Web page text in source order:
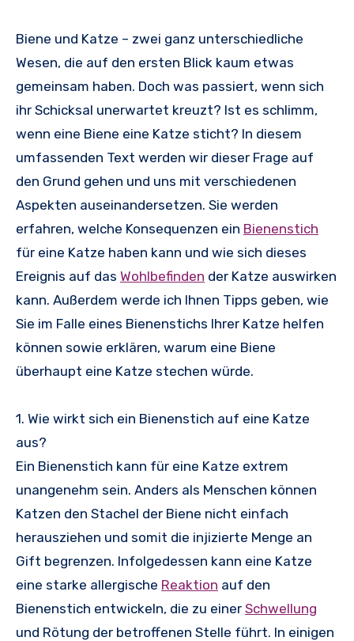
Biene und Katze – zwei ganz unterschiedliche
Wesen, die auf den ersten Blick kaum etwas
gemeinsam haben. Doch was passiert, wenn sich
ihr Schicksal unerwartet kreuzt? Ist es schlimm,
wenn eine Biene eine Katze sticht? In diesem
umfassenden Text werden wir dieser Frage auf
den Grund gehen und uns mit verschiedenen
Aspekten auseinandersetzen. Sie werden
erfahren, welche Konsequenzen ein Bienenstich
für eine Katze haben kann und wie sich dieses
Ereignis auf das Wohlbefinden der Katze auswirken
kann. Außerdem werde ich Ihnen Tipps geben, wie
Sie im Falle eines Bienenstichs Ihrer Katze helfen
können sowie erklären, warum eine Biene
überhaupt eine Katze stechen würde.
1. Wie wirkt sich ein Bienenstich auf eine Katze
aus?
Ein Bienenstich kann für eine Katze extrem
unangenehm sein. Anders als Menschen können
Katzen den Stachel der Biene nicht einfach
herausziehen und somit die injizierte Menge an
Gift begrenzen. Infolgedessen kann eine Katze
eine starke allergische Reaktion auf den
Bienenstich entwickeln, die zu einer Schwellung
und Rötung der betroffenen Stelle führt. In einigen